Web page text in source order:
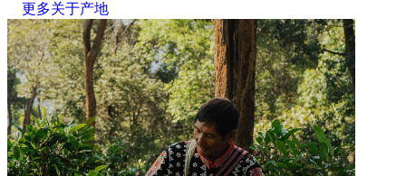
更多关于产地